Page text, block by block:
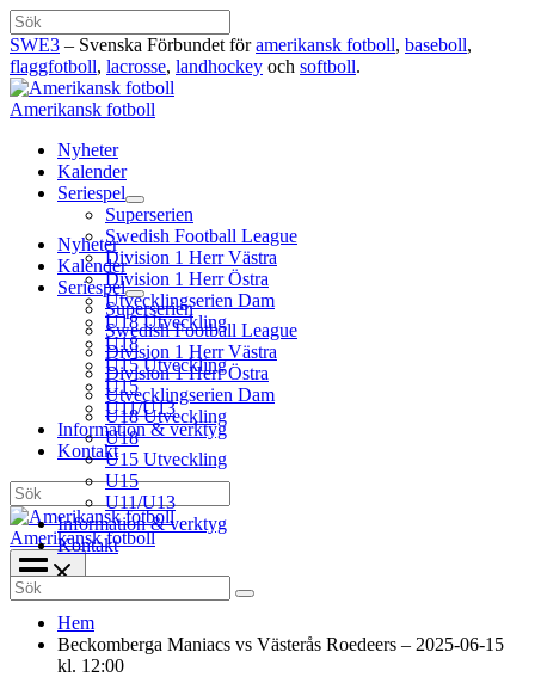
Hoppa
till
innehåll
Sök
SWE3 – Svenska Förbundet föramerikansk fotboll, baseboll,
flaggfotboll, lacrosse, landhockey och softboll.
Amerikansk fotboll
Nyheter
Kalender
Seriespel
Superserien
Swedish Football League
Division 1 Herr Västra
Division 1 Herr Östra
Utvecklingserien Dam
U18 Utveckling
U18
U15 Utveckling
U15
U11/U13
Information & verktyg
Kontakt
Sök
Amerikansk fotboll
Nyheter
Kalender
Seriespel
Superserien
Swedish Football League
Division 1 Herr Västra
Division 1 Herr Östra
Utvecklingserien Dam
U18 Utveckling
U18
U15 Utveckling
U15
U11/U13
Information & verktyg
Kontakt
Search
for:
Hem
Beckomberga Maniacs vs Västerås Roedeers – 2025-06-15
kl. 12:00